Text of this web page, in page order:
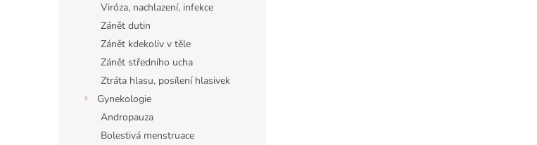
Viróza, nachlazení, infekce
Zánět dutin
Zánět kdekoliv v těle
Zánět středního ucha
Ztráta hlasu, posílení hlasivek
Gynekologie
Andropauza
Bolestivá menstruace